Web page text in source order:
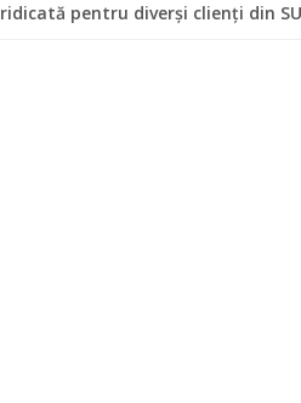
ridicată pentru diverși clienți din